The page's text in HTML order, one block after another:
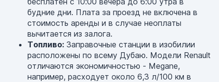
будние дни. Плата за проезд не включена в
стоимость аренды и в случае неоплаты
вычитается из залога.
Топливо: Заправочные станции в изобилии
расположены по всему Дубаю. Модели Renault
отличаются экономичностью - Megane,
например, расходует около 6,3 л/100 км в